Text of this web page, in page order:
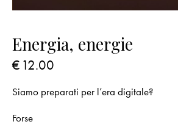
Energia, energie
€ 12.00
Siamo preparati per l’era digitale?
Forse